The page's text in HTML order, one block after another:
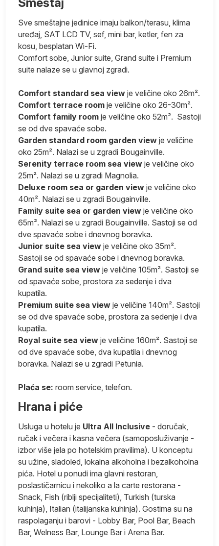
Sve smeštajne jedinice imaju balkon/terasu, klima
uređaj, SAT LCD TV, sef, mini bar, ketler, fen za
kosu, besplatan Wi-Fi.
Comfort sobe, Junior suite, Grand suite i Premium
suite nalaze se u glavnoj zgradi.
Comfort standard sea view je veličine oko 26m².
Comfort terrace room je veličine oko 26-30m².
Comfort family room je veličine oko 52m². Sastoji
se od dve spavaće sobe.
Garden standard room garden view je veličine
oko 25m². Nalazi se u zgradi Bougainville.
Serenity terrace room sea view je veličine oko
25m². Nalazi se u zgradi Magnolia.
Deluxe room sea or garden view je veličine oko
40m². Nalazi se u zgradi Bougainville.
Family suite sea or garden view je veličine oko
65m². Nalazi se u zgradi Bougainville. Sastoji se od
dve spavaće sobe i dnevnog boravka.
Junior suite sea view je veličine oko 35m².
Sastoji se od spavaće sobe i dnevnog boravka.
Grand suite sea view je veličine 105m². Sastoji se
od spavaće sobe, prostora za sedenje i dva
kupatila.
Premium suite sea view je veličine 140m². Sastoji
se od dve spavaće sobe, prostora za sedenje i dva
kupatila.
Royal suite sea view je veličine 160m². Sastoji se
od dve spavaće sobe, dva kupatila i dnevnog
boravka. Nalazi se u zgradi Petunia.
Plaća se: room service, telefon.
Hrana i piće
Usluga u hotelu je Ultra All Inclusive - doručak,
ručak i večera i kasna večera (samoposluživanje -
izbor više jela po hotelskim pravilima). U konceptu
su užine, sladoled, lokalna alkoholna i bezalkoholna
pića. Hotel u ponudi ima glavni restoran,
poslastičarnicu i nekoliko a la carte restorana -
Snack, Fish (riblji specijaliteti), Turkish (turska
kuhinja), Italian (italijanska kuhinja). Gostima su na
raspolaganju i barovi - Lobby Bar, Pool Bar, Beach
Bar, Welness Bar, Lounge Bar i Arena Bar.